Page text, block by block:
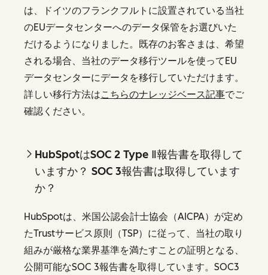
は、ドイツのフランクフルトに設置されている当社
のEUデータセンターへのデータ保管をお選びいた
だけるようになりました。既存のお客さまは、希望
される場合、当社のデータ移行ツールを使ってEU
データセンターにデータを移行していただけます。
詳しい移行方法はこちらのナレッジベース記事でご
確認ください。
HubSpotはSOC 2 Type Ⅱ報告書を取得して
いますか？ SOC 3報告書は取得しています
か？
HubSpotは、米国公認会計士協会（AICPA）が定め
たTrustサービス原則（TSP）に従って、当社の取り
組みが厳格な業界基準を満たすことの証明となる、
公開可能なSOC 3報告書を取得しています。SOC3